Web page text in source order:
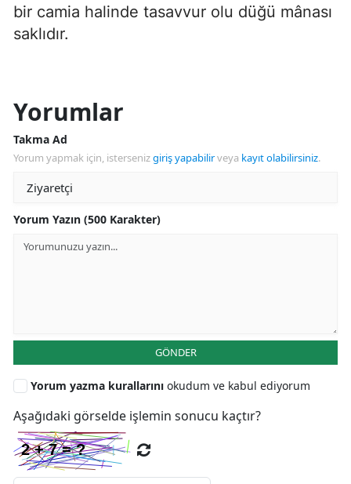
bir camia halinde tasavvur olu düğü mânası
saklıdır.
Yorumlar
Takma Ad
Yorum yapmak için, istersenizgiriş yapabilirveya kayıt olabilirsiniz.
Yorum Yazın (500 Karakter)
GÖNDER
Yorum yazma kurallarını okudum ve kabul ediyorum
Aşağıdaki görselde işlemin sonucu kaçtır?